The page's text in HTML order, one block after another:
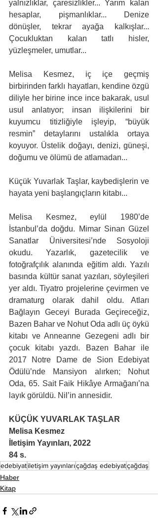
yalnızlıklar, çaresizlikler... Yarım kalan
hesaplar, pişmanlıklar... Denize
dönüşler, tekrar ayağa kalkışlar...
Çocukluktan kalan tatlı hisler,
yüzleşmeler, umutlar...
Melisa Kesmez, iç içe geçmiş
birbirinden farklı hayatları, kendine özgü
diliyle her birine ince ince bakarak, usul
usul anlatıyor; insan ilişkilerini bir
kuyumcu titizliğiyle işleyip, “büyük
resmin” detaylarını ustalıkla ortaya
koyuyor. Üstelik doğayı, denizi, güneşi,
doğumu ve ölümü de atlamadan...
Küçük Yuvarlak Taşlar, kaybedişlerin ve
hayata yeni başlangıçların kitabı...
Melisa Kesmez, eylül 1980’de
İstanbul’da doğdu. Mimar Sinan Güzel
Sanatlar Üniversitesi’nde Sosyoloji
okudu. Yazarlık, gazetecilik ve
fotoğrafçılık alanında eğitim aldı. Yazılı
basında kültür sanat yazıları, söyleşileri
yer aldı. Tiyatro projelerine çevirmen ve
dramaturg olarak dahil oldu. Atları
Bağlayın Geceyi Burada Geçireceğiz,
Bazen Bahar ve Nohut Oda adlı üç öykü
kitabı ve Anneanne Gezegeni adlı bir
çocuk kitabı yazdı. Bazen Bahar ile
2017 Notre Dame de Sion Edebiyat
Ödülü’nde Mansiyon alırken; Nohut
Oda, 65. Sait Faik Hikâye Armağanı’na
layık görüldü. Nil’in annesidir.
KÜÇÜK YUVARLAK TAŞLAR
Melisa Kesmez
İletişim Yayınları, 2022
84 s.
edebiyatiletişim yayınlarıçağdaş edebiyatçağdaş
Haber
Kitap